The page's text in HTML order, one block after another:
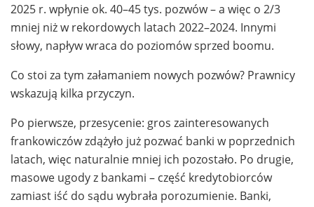
2025 r. wpłynie ok. 40–45 tys. pozwów – a więc o 2/3
mniej niż w rekordowych latach 2022–2024. Innymi
słowy, napływ wraca do poziomów sprzed boomu.
Co stoi za tym załamaniem nowych pozwów? Prawnicy
wskazują kilka przyczyn.
Po pierwsze, przesycenie: gros zainteresowanych
frankowiczów zdążyło już pozwać banki w poprzednich
latach, więc naturalnie mniej ich pozostało. Po drugie,
masowe ugody z bankami – część kredytobiorców
zamiast iść do sądu wybrała porozumienie. Banki,